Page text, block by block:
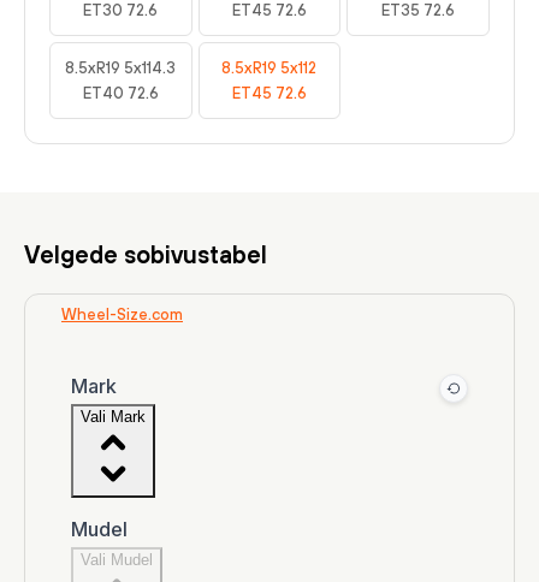
ET30 72.6
ET45 72.6
ET35 72.6
8.5xR19 5x114.3
ET40 72.6
8.5xR19 5x112
ET45 72.6
Velgede sobivustabel
Wheel-Size.com